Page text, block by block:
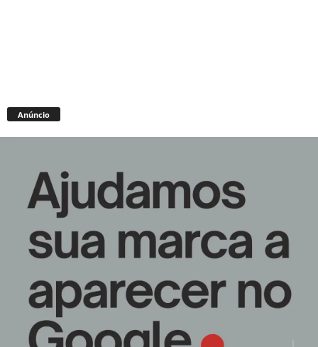
Anúncio